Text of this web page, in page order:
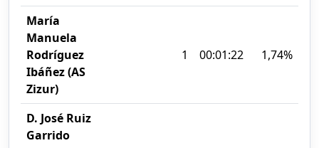
María
Manuela
Rodríguez
Ibáñez (AS
Zizur)
1 00:01:22 1,74%
D. José Ruiz
Garrido